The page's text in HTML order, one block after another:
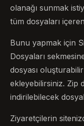
olanağı sunmak
tüm dosyaları
Bunu yapmak için
Dosyaları
dosyası
ekleyebilirsiniz. Zip
indirilebilecek
Ziyaretçilerin